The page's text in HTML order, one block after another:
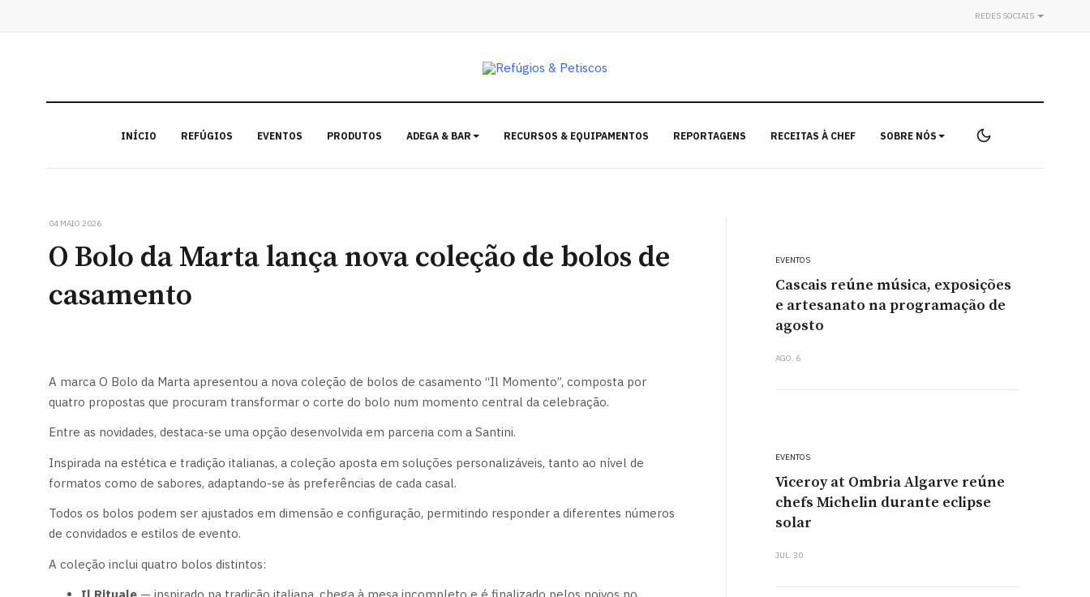
REDES SOCIAIS
INÍCIO REFÚGIOS EVENTOS PRODUTOS ADEGA & BAR RECURSOS & EQUIPAMENTOS REPORTAGENS RECEITAS À CHEF SOBRE NÓS
04 MAIO 2026
O Bolo da Marta lança nova coleção de bolos de
casamento
A marca O Bolo da Marta apresentou a nova coleção de bolos de casamento “Il Momento”, composta por
quatro propostas que procuram transformar o corte do bolo num momento central da celebração.
Entre as novidades, destaca-se uma opção desenvolvida em parceria com a Santini.
Inspirada na estética e tradição italianas, a coleção aposta em soluções personalizáveis, tanto ao nível de
formatos como de sabores, adaptando-se às preferências de cada casal.
Todos os bolos podem ser ajustados em dimensão e configuração, permitindo responder a diferentes números
de convidados e estilos de evento.
A coleção inclui quatro bolos distintos:
EVENTOS
Cascais reúne música, exposições
e artesanato na programação de
agosto
AGO. 6
EVENTOS
Viceroy at Ombria Algarve reúne
chefs Michelin durante eclipse
solar
JUL. 30